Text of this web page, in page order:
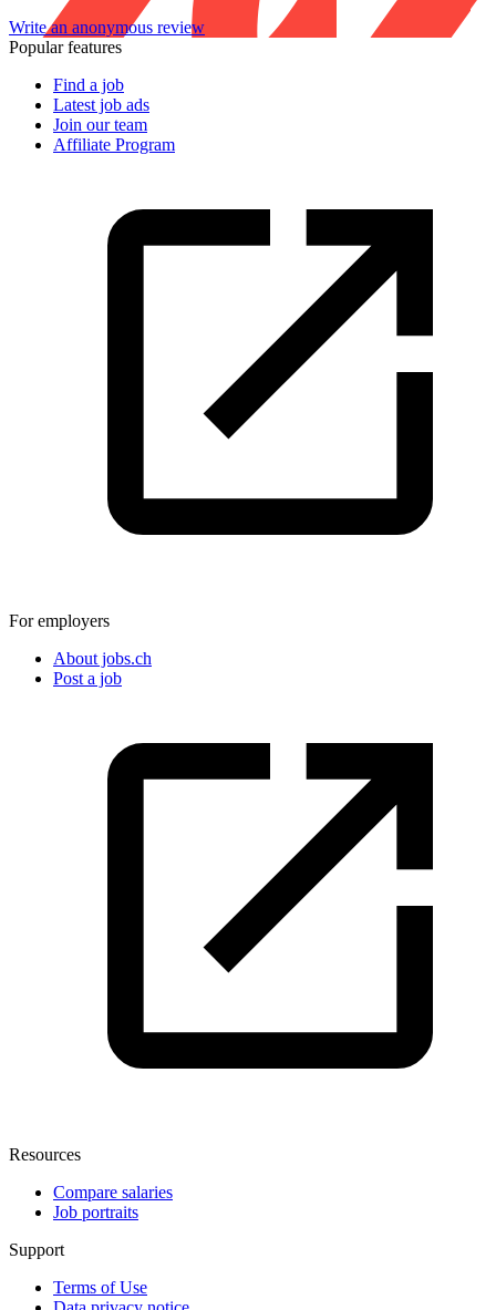
Write an anonymous review
Popular features
Find a job
Latest job ads
Join our team
Affiliate Program
For employers
About jobs.ch
Post a job
Resources
Compare salaries
Job portraits
Support
Terms of Use